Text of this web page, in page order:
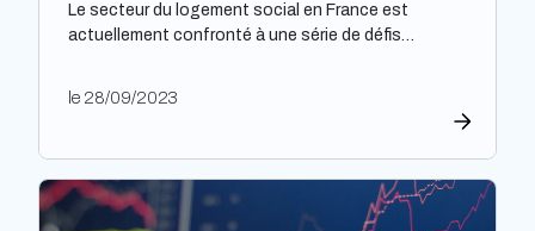
Le secteur du logement social en France est
actuellement confronté à une série de défis
répondre à leurs obligations de rénovation, mais
étude prospective réalisée par la Banque des
territoires met en lumière les enjeux majeurs […]
le 28/09/2023